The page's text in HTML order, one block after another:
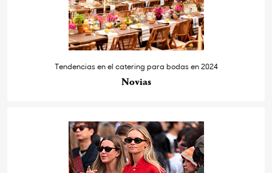
Tendencias en el catering para bodas en 2024
Novias